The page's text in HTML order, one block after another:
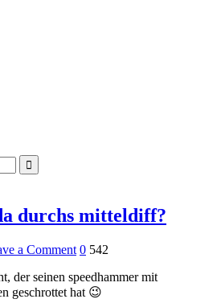
durchs mitteldiff?
a Commenton
fraest
sich
0 542
der seinen speedhammer mit
geschrottet hat 😉